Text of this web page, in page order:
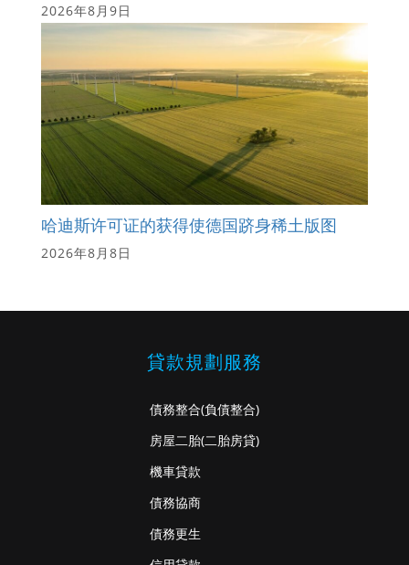
2026年8月9日
哈迪斯许可证的获得使德国跻身稀土版图
2026年8月8日
貸款規劃服務
債務整合(負債整合)
房屋二胎(二胎房貸)
機車貸款
債務協商
債務更生